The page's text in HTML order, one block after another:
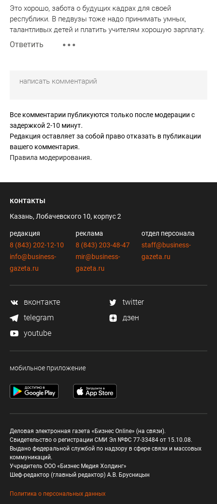
Это хорошо, забота о будущих кадрах для своей
республики. В педвузы тоже надо принимать умных,
талантливых детей и платить учителям хорошую зарплату.
Ответить
Все комментарии публикуются только после модерации с
задержкой 2-10 минут.
Редакция оставляет за собой право отказать в публикации
вашего комментария.
Правила модерирования.
контакты
Казань, Лобачевского 10, корпус 2
редакция
8 (843) 202-12-10
info@business-
gazeta.ru
реклама
8 (843) 203-48-47
mir@business-
gazeta.ru
отдел персонала
staff@business-
gazeta.ru
вконтакте
twitter
telegram
дзен
youtube
мобильное приложение
Деловая электронная газета «Бизнес Online» (на связи).
Свидетельство о регистрации СМИ Эл №ФС 77-33484 от 15.10.08.
Выдано федеральной службой по надзору в сфере связи и массовых
коммуникаций.
Учредитель ООО «Бизнес Медия Холдинг»
Шеф-редактор (главный редактор) А.В. Брусницын
Политика о персональных данных